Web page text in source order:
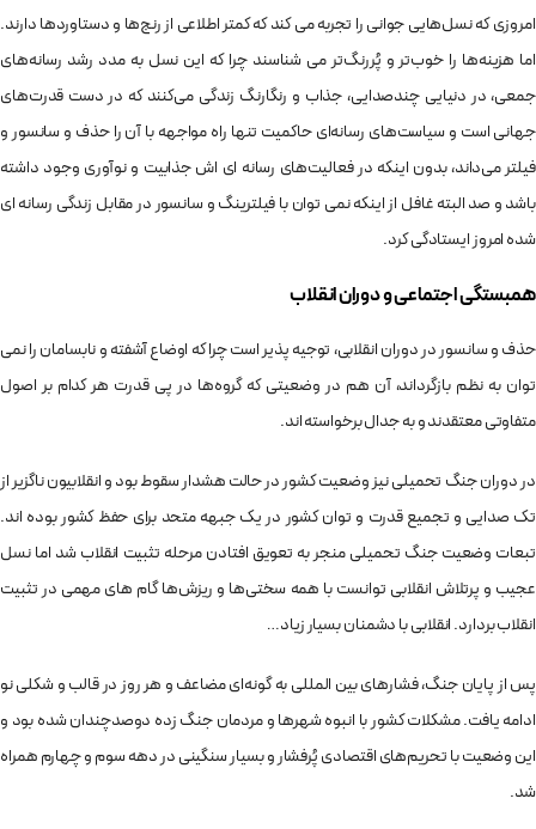
امروزی که نسل‌هایی جوانی را تجربه می کند که کمتر اطلاعی از رنج‌ها و دستاوردها دارند.
اما هزینه‌ها را خوب‌تر و پُررنگ‌تر می شناسند چرا که این نسل به مدد رشد رسانه‌های
جمعی، در دنیایی چندصدایی، جذاب و رنگارنگ زندگی می‌کنند که در دست قدرت‌های
جهانی است و سیاست‌های رسانه‌ای حاکمیت تنها راه مواجهه با آن را حذف و سانسور و
فیلتر می‌داند، بدون اینکه در فعالیت‌های رسانه ای اش جذابیت و نوآوری وجود داشته
باشد و صد البته غافل از اینکه نمی توان با فیلترینگ و سانسور در مقابل زندگی رسانه ای
شده امروز ایستادگی کرد.
همبستگی اجتماعی و دوران انقلاب
حذف و سانسور در دوران انقلابی، توجیه پذیر است چرا که اوضاع آشفته و نابسامان را نمی
توان به نظم بازگرداند، آن هم در وضعیتی که گروه‌ها در پی قدرت هر کدام بر اصول
متفاوتی معتقدند و به جدال برخواسته اند.
در دوران جنگ تحمیلی نیز وضعیت کشور در حالت هشدار سقوط بود و انقلابیون ناگزیر از
تک صدایی و تجمیع قدرت و توان کشور در یک جبهه متحد برای حفظ کشور بوده اند.
تبعات وضعیت جنگ تحمیلی منجر به تعویق افتادن مرحله تثبیت انقلاب شد اما نسل
عجیب و پرتلاش انقلابی توانست با همه سختی‌ها و ریزش‌ها گام های مهمی در تثبیت
انقلاب بردارد. انقلابی با دشمنان بسیار زیاد…
پس از پایان جنگ، فشارهای بین المللی به گونه‌ای مضاعف و هر روز در قالب و شکلی نو
ادامه یافت. مشکلات کشور با انبوه شهرها و مردمان جنگ زده دوصدچندان شده بود و
این وضعیت با تحریم‌های اقتصادی پُرفشار و بسیار سنگینی در دهه سوم و چهارم همراه
شد.